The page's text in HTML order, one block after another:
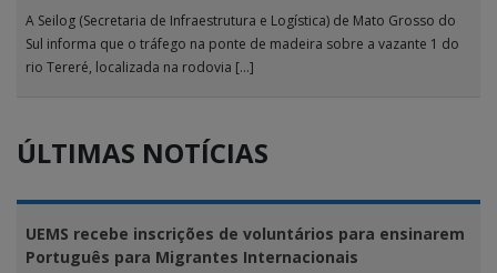
A Seilog (Secretaria de Infraestrutura e Logística) de Mato Grosso do
Sul informa que o tráfego na ponte de madeira sobre a vazante 1 do
rio Tereré, localizada na rodovia […]
ÚLTIMAS NOTÍCIAS
UEMS recebe inscrições de voluntários para ensinarem
Português para Migrantes Internacionais